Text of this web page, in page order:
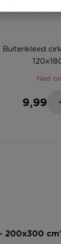
Buitenkleed
Niet
9,99
200x300